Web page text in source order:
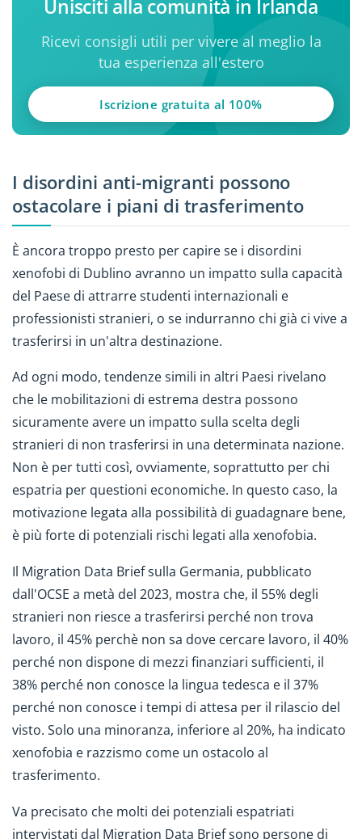
Unisciti alla comunità in Irlanda
Ricevi consigli utili per vivere al meglio la
tua esperienza all'estero
Iscrizione gratuita al 100%
I disordini anti-migranti possono
ostacolare i piani di trasferimento
È ancora troppo presto per capire se i disordini
xenofobi di Dublino avranno un impatto sulla capacità
del Paese di attrarre studenti internazionali e
professionisti stranieri, o se indurranno chi già ci vive a
trasferirsi in un'altra destinazione.
Ad ogni modo, tendenze simili in altri Paesi rivelano
che le mobilitazioni di estrema destra possono
sicuramente avere un impatto sulla scelta degli
stranieri di non trasferirsi in una determinata nazione.
Non è per tutti così, ovviamente, soprattutto per chi
espatria per questioni economiche. In questo caso, la
motivazione legata alla possibilità di guadagnare bene,
è più forte di potenziali rischi legati alla xenofobia.
Il Migration Data Brief sulla Germania, pubblicato
dall'OCSE a metà del 2023, mostra che, il 55% degli
stranieri non riesce a trasferirsi perché non trova
lavoro, il 45% perchè non sa dove cercare lavoro, il 40%
perché non dispone di mezzi finanziari sufficienti, il
38% perché non conosce la lingua tedesca e il 37%
perché non conosce i tempi di attesa per il rilascio del
visto. Solo una minoranza, inferiore al 20%, ha indicato
xenofobia e razzismo come un ostacolo al
trasferimento.
Va precisato che molti dei potenziali espatriati
intervistati dal Migration Data Brief sono persone di